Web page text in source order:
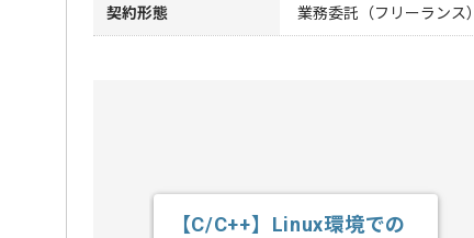
契約形態 業務委託（フリーランス）
【C/C++】Linux環境での